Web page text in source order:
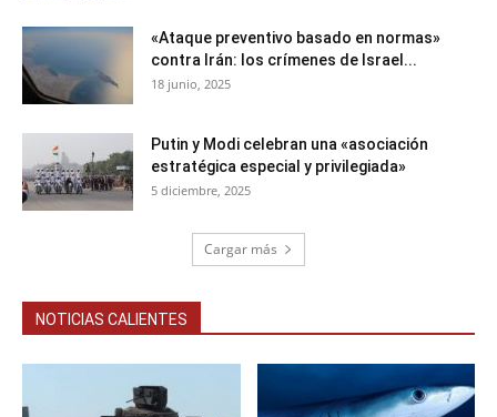
«Ataque preventivo basado en normas»
contra Irán: los crímenes de Israel...
18 junio, 2025
Putin y Modi celebran una «asociación
estratégica especial y privilegiada»
5 diciembre, 2025
Cargar más
NOTICIAS CALIENTES